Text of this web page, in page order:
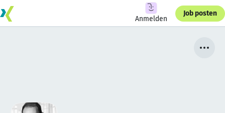
Anmelden
Job posten